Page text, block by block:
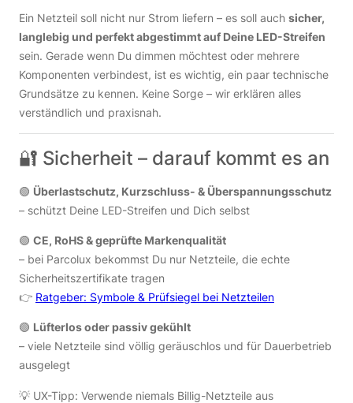
Ein Netzteil soll nicht nur Strom liefern – es soll auch sicher,
langlebig und perfekt abgestimmt auf Deine LED-Streifen
sein. Gerade wenn Du dimmen möchtest oder mehrere
Komponenten verbindest, ist es wichtig, ein paar technische
Grundsätze zu kennen. Keine Sorge – wir erklären alles
verständlich und praxisnah.
🔐 Sicherheit – darauf kommt es an
🟢 Überlastschutz, Kurzschluss- & Überspannungsschutz
– schützt Deine LED-Streifen und Dich selbst
🟢 CE, RoHS & geprüfte Markenqualität
– bei Parcolux bekommst Du nur Netzteile, die echte
Sicherheitszertifikate tragen
👉 Ratgeber: Symbole & Prüfsiegel bei Netzteilen
🟢 Lüfterlos oder passiv gekühlt
– viele Netzteile sind völlig geräuschlos und für Dauerbetrieb
ausgelegt
💡 UX-Tipp: Verwende niemals Billig-Netzteile aus